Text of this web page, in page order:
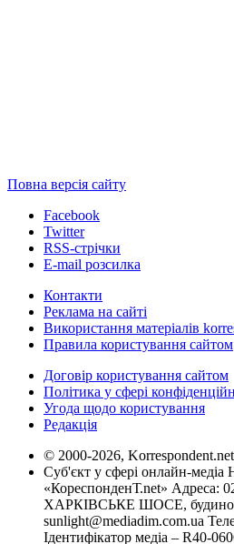
Повна версія сайту
Facebook
Twitter
RSS-стрічки
E-mail розсилка
Контакти
Реклама на сайті
Використання матеріалів
Правила користування сайтом
Договір користування сайтом
Політика у сфері
Угода щодо користування
Редакція
© 2000-2026, Korrespondent.net
Суб'єкт у сфері онлайн-медіа
«КореспонденТ.net» Адреса:
ХАРКІВСЬКЕ ШОСЕ, будинок
sunlight@mediadim.com.ua
Ідентифікатор медіа – R40-